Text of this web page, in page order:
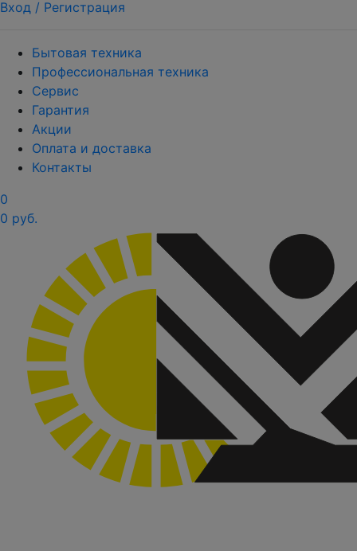
Вход / Регистрация
Бытовая техника
Профессиональная техника
Сервис
Гарантия
Акции
Оплата и доставка
Контакты
0
0 руб.